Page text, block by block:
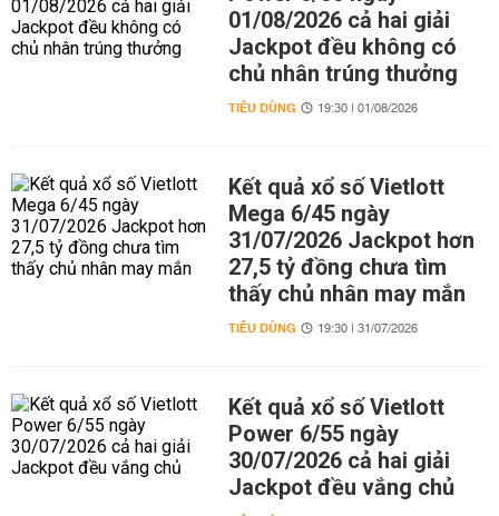
01/08/2026 cả hai giải
Jackpot đều không có
chủ nhân trúng thưởng
TIÊU DÙNG 19:30 | 01/08/2026
Kết quả xổ số Vietlott
Mega 6/45 ngày
31/07/2026 Jackpot hơn
27,5 tỷ đồng chưa tìm
thấy chủ nhân may mắn
TIÊU DÙNG 19:30 | 31/07/2026
Kết quả xổ số Vietlott
Power 6/55 ngày
30/07/2026 cả hai giải
Jackpot đều vắng chủ